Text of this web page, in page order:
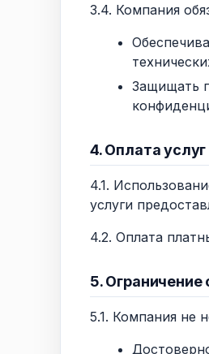
3.4. Компания
Защищать
4. Оплата услуг
4.1.
услуги
4.2. Оплата
5. Ограничение
5.1. Компания не